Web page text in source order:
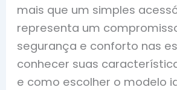
mais que um simples
representa um
segurança e conforto nas
conhecer suas
e como escolher o modelo